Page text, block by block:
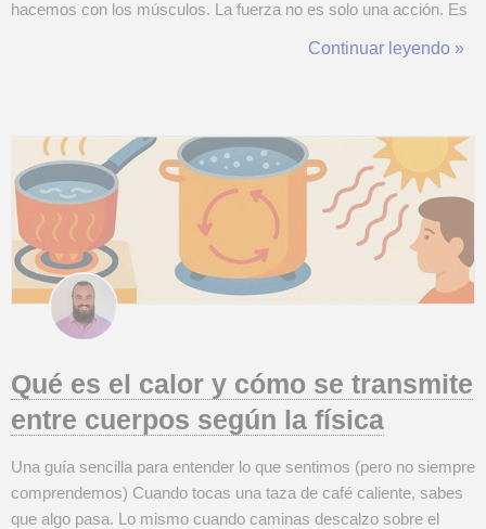
hacemos con los músculos. La fuerza no es solo una acción. Es
mirar el mundo, desde cómo caminas hasta cómo orbitan los
Continuar leyendo »
Qué es el calor y cómo se transmite
entre cuerpos según la física
Una guía sencilla para entender lo que sentimos (pero no siempre
comprendemos) Cuando tocas una taza de café caliente, sabes
que algo pasa. Lo mismo cuando caminas descalzo sobre el